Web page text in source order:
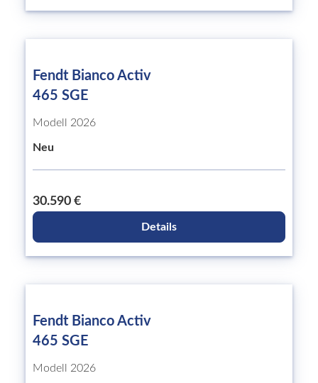
Fendt Bianco Activ
465 SGE
Modell 2026
Neu
30.590 €
Details
Fendt Bianco Activ
465 SGE
Modell 2026